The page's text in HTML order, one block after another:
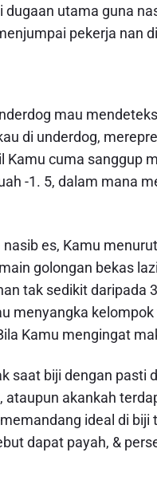
utama guna
pekerja nan
mau
di underdog,
cuma sanggup
-1. 5, dalam mana
es, Kamu
golongan bekas
tak sedikit daripada
menyangka
Kamu mengingat
saat biji dengan
akankah
ideal di
dapat payah, &